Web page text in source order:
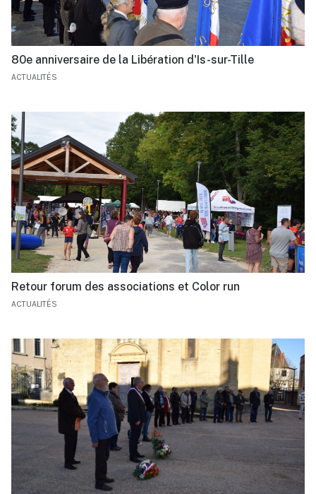
80e anniversaire de la Libération d'Is-sur-Tille
ACTUALITÉS
Retour forum des associations et Color run
ACTUALITÉS